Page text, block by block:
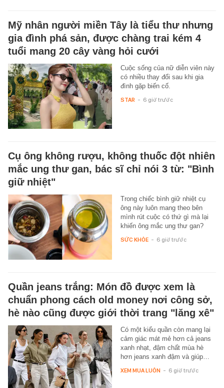
Mỹ nhân người miền Tây là tiểu thư nhưng
gia đình phá sản, được chàng trai kém 4
tuổi mang 20 cây vàng hỏi cưới
Cuộc sống của nữ diễn viên này
có nhiều thay đổi sau khi gia
đình gặp biến cố.
STAR - 6 giờ trước
Cụ ông không rượu, không thuốc đột nhiên
mắc ung thư gan, bác sĩ chỉ nói 3 từ: "Bình
giữ nhiệt"
Trong chiếc bình giữ nhiệt cụ
ông này luôn mang theo bên
mình rút cuộc có thứ gì mà lại
khiến ông mắc ung thư gan?
SỨC KHỎE - 6 giờ trước
Quần jeans trắng: Món đồ được xem là
chuẩn phong cách old money nơi công sở,
hè nào cũng được giới thời trang "lăng xê"
Có một kiểu quần còn mang lại
cảm giác mát mẻ hơn cả jeans
xanh nhạt, đậm chất mùa hè
hơn jeans xanh đậm và giúp…
XEM MUA LUÔN - 6 giờ trước